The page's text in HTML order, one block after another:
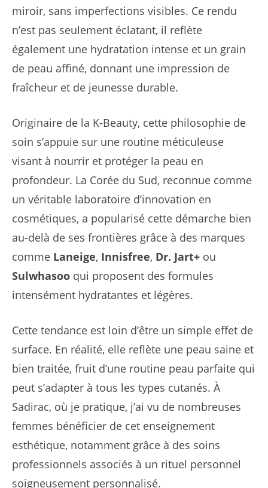
miroir, sans imperfections visibles. Ce rendu
n’est pas seulement éclatant, il reflète
également une hydratation intense et un grain
de peau affiné, donnant une impression de
fraîcheur et de jeunesse durable.
Originaire de la K-Beauty, cette philosophie de
soin s’appuie sur une routine méticuleuse
visant à nourrir et protéger la peau en
profondeur. La Corée du Sud, reconnue comme
un véritable laboratoire d’innovation en
cosmétiques, a popularisé cette démarche bien
au-delà de ses frontières grâce à des marques
comme Laneige, Innisfree, Dr. Jart+ ou
Sulwhasoo qui proposent des formules
intensément hydratantes et légères.
Cette tendance est loin d’être un simple effet de
surface. En réalité, elle reflète une peau saine et
bien traitée, fruit d’une routine peau parfaite qui
peut s’adapter à tous les types cutanés. À
Sadirac, où je pratique, j’ai vu de nombreuses
femmes bénéficier de cet enseignement
esthétique, notamment grâce à des soins
professionnels associés à un rituel personnel
soigneusement personnalisé.